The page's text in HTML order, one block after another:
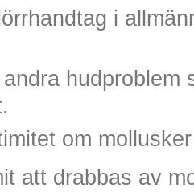
i
hudproblem
om
att drabbas av